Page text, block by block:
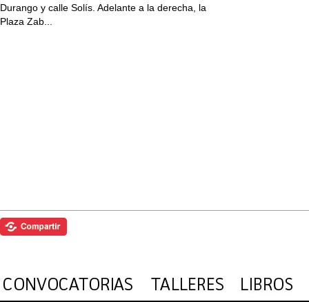
Durango y calle Solís. Adelante a la derecha, la
Plaza Zab...